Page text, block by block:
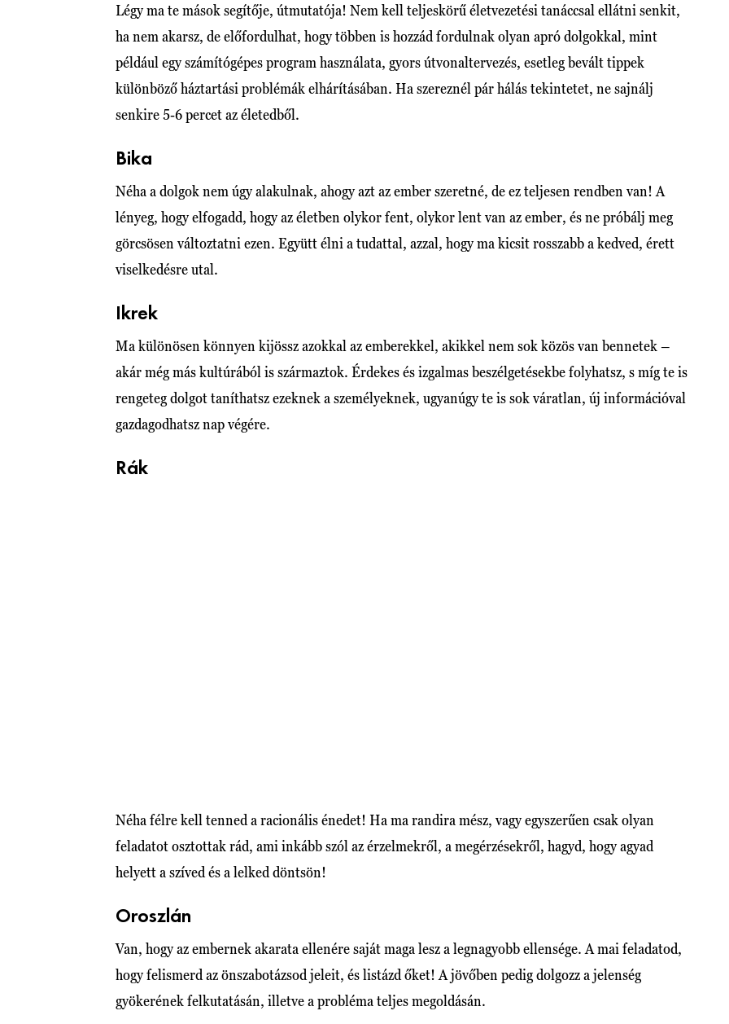
Légy ma te mások segítője, útmutatója! Nem kell teljeskörű életvezetési tanáccsal ellátni senkit,
ha nem akarsz, de előfordulhat, hogy többen is hozzád fordulnak olyan apró dolgokkal, mint
például egy számítógépes program használata, gyors útvonaltervezés, esetleg bevált tippek
különböző háztartási problémák elhárításában. Ha szereznél pár hálás tekintetet, ne sajnálj
senkire 5-6 percet az életedből.
Bika
Néha a dolgok nem úgy alakulnak, ahogy azt az ember szeretné, de ez teljesen rendben van! A
lényeg, hogy elfogadd, hogy az életben olykor fent, olykor lent van az ember, és ne próbálj meg
görcsösen változtatni ezen. Együtt élni a tudattal, azzal, hogy ma kicsit rosszabb a kedved, érett
viselkedésre utal.
Ikrek
Ma különösen könnyen kijössz azokkal az emberekkel, akikkel nem sok közös van bennetek –
akár még más kultúrából is származtok. Érdekes és izgalmas beszélgetésekbe folyhatsz, s míg te is
rengeteg dolgot taníthatsz ezeknek a személyeknek, ugyanúgy te is sok váratlan, új információval
gazdagodhatsz nap végére.
Rák
Néha félre kell tenned a racionális énedet! Ha ma randira mész, vagy egyszerűen csak olyan
feladatot osztottak rád, ami inkább szól az érzelmekről, a megérzésekről, hagyd, hogy agyad
helyett a szíved és a lelked döntsön!
Oroszlán
Van, hogy az embernek akarata ellenére saját maga lesz a legnagyobb ellensége. A mai feladatod,
hogy felismerd az önszabotázsod jeleit, és listázd őket! A jövőben pedig dolgozz a jelenség
gyökerének felkutatásán, illetve a probléma teljes megoldásán.